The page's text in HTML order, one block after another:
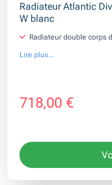
Radiateur Atlantic
W blanc
Radiateur double corps
Lire plus...
718,00 €